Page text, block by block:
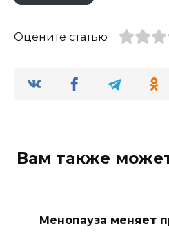
Оцените статью
Вам также
Менопауза меняет